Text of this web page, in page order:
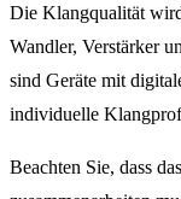
Die Klangqualität
Wandler, Verstärker
sind Geräte mit
individuelle
Beachten Sie, dass